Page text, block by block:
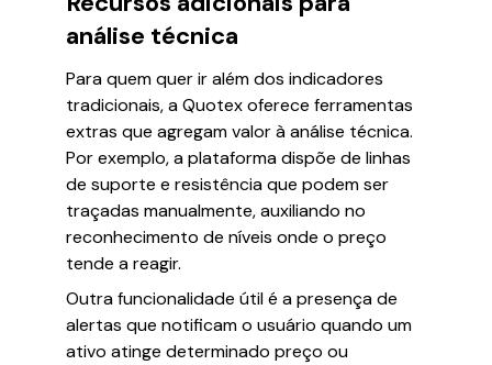
análise técnica
Para quem quer ir além dos indicadores
tradicionais, a Quotex oferece ferramentas
extras que agregam valor à análise técnica.
Por exemplo, a plataforma dispõe de linhas
de suporte e resistência que podem ser
traçadas manualmente, auxiliando no
reconhecimento de níveis onde o preço
tende a reagir.
Outra funcionalidade útil é a presença de
alertas que notificam o usuário quando um
ativo atinge determinado preço ou